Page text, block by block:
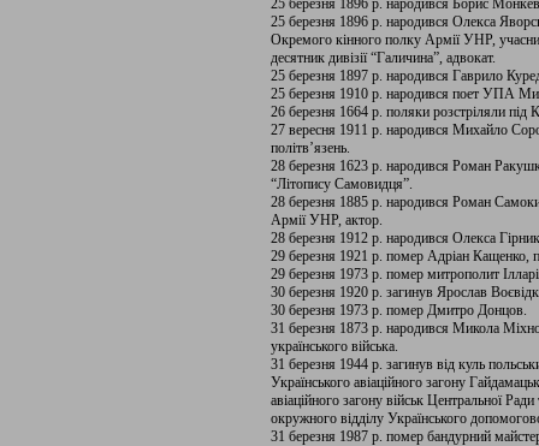
25 березня 1896 р. народився Борис
25 березня 1896 р. народився Олекса
Окремого кінного полку Армії УНР,
десятник дивізії “Галичина”, адвокат.
25 березня 1897 р. народився Гаврило
25 березня 1910 р. народився поет УПА
26 березня 1664 р. поляки розстріляли під
27 вересня 1911 р. народився Михайло
політв’язень.
28 березня 1623 р. народився Роман
“Літопису Самовидця”.
28 березня 1885 р. народився Роман
Армії УНР, актор.
28 березня 1912 р. народився Олекса
29 березня 1921 р. помер Адріан Кащенко,
29 березня 1973 р. помер митрополит
30 березня 1920 р. загинув Ярослав
30 березня 1973 р. помер Дмитро Донцов.
31 березня 1873 р. народився Микола
українського війська.
31 березня 1944 р. загинув від куль
Українського авіаційного загону
авіаційного загону військ Центральної
окружного відділу Українського
31 березня 1987 р. помер бандурний